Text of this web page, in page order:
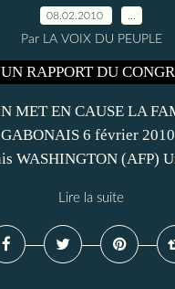
08.02.2010
Par LA VOIX DU PEUPLE
MET EN CAUSE LA
6 février
WASHINGTON (AFP)
Lire la suite